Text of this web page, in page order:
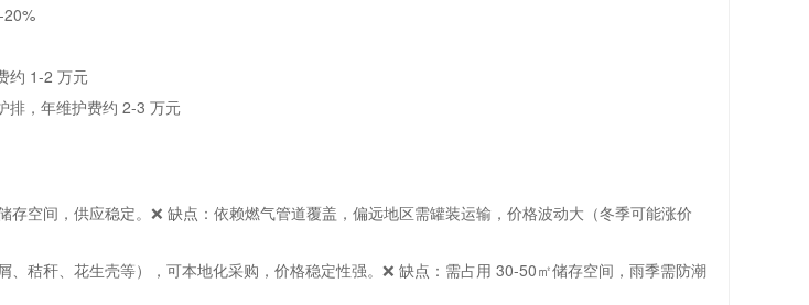
20%
约 1-2 万元
排，年维护费约 2-3 万元
存空间，供应稳定。❌ 缺点：依赖燃气管道覆盖，偏远地区需罐装运输，价格波动大（冬季可能涨价
、秸秆、花生壳等），可本地化采购，价格稳定性强。❌ 缺点：需占用 30-50㎡储存空间，雨季需防潮